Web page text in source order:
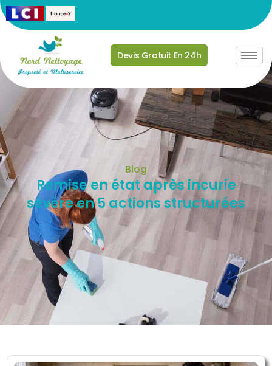
Devis Gratuit En 24h
Blog
Remise en état après incurie
sévère en 5 actions structurées